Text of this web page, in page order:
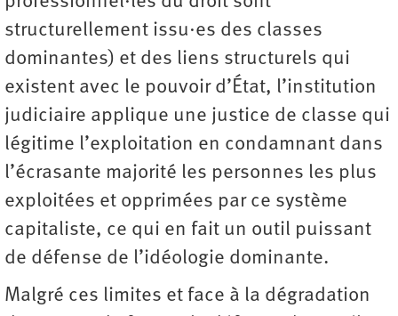
structurellement issu·es des classes
dominantes) et des liens structurels qui
existent avec le pouvoir d’État, l’institution
judiciaire applique une justice de classe qui
légitime l’exploitation en condamnant dans
l’écrasante majorité les personnes les plus
exploitées et opprimées par ce système
capitaliste, ce qui en fait un outil puissant
de défense de l’idéologie dominante.
Malgré ces limites et face à la dégradation